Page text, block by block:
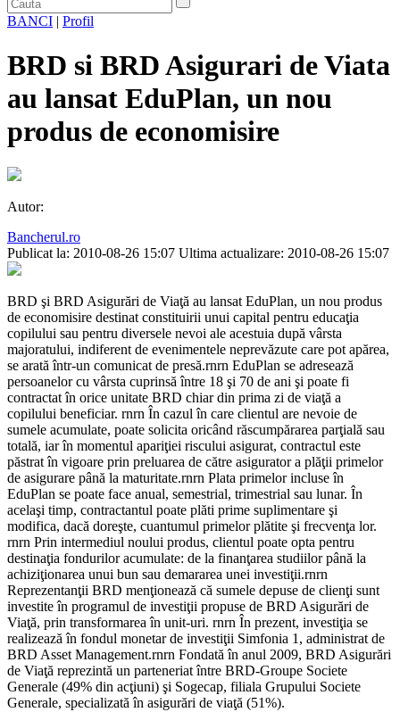
BANCI | Profil
BRD si BRD Asigurari de Viata
au lansat EduPlan, un nou
produs de economisire
Autor:
Bancherul.ro
Publicat la: 2010-08-26 15:07 Ultima actualizare: 2010-08-26 15:07
BRD şi BRD Asigurări de Viaţă au lansat EduPlan, un nou produs
de economisire destinat constituirii unui capital pentru educaţia
copilului sau pentru diversele nevoi ale acestuia după vârsta
majoratului, indiferent de evenimentele neprevăzute care pot apărea,
se arată într-un comunicat de presă.rnrn EduPlan se adresează
persoanelor cu vârsta cuprinsă între 18 şi 70 de ani şi poate fi
contractat în orice unitate BRD chiar din prima zi de viaţă a
copilului beneficiar. rnrn În cazul în care clientul are nevoie de
sumele acumulate, poate solicita oricând răscumpărarea parţială sau
totală, iar în momentul apariţiei ris­cului asigurat, contractul este
păstrat în vigoare prin preluarea de către asigurator a plăţii primelor
de asigurare până la maturitate.rnrn Plata primelor incluse în
EduPlan se poate face anual, semestrial, trimestrial sau lunar. În
acelaşi timp, contractantul poate plăti prime suplimentare şi
modifica, dacă doreşte, cuantumul primelor plătite şi frecvenţa lor.
rnrn Prin intermediul noului produs, clientul poate opta pentru
destinaţia fondurilor acumulate: de la finanţarea studiilor până la
achiziţionarea unui bun sau demararea unei investiţii.rnrn
Reprezentanţii BRD menţionează că sumele depuse de clienţi sunt
investite în programul de investiţii propuse de BRD Asigurări de
Viaţă, prin transformarea în unit-uri. rnrn În prezent, investiţia se
realizează în fondul monetar de investiţii Simfonia 1, administrat de
BRD Asset Management.rnrn Fondată în anul 2009, BRD Asigurări
de Viaţă reprezintă un parteneriat între BRD-Groupe Societe
Generale (49% din acţiuni) şi Sogecap, filiala Grupului Societe
Generale, specializată în asigurări de viaţă (51%).